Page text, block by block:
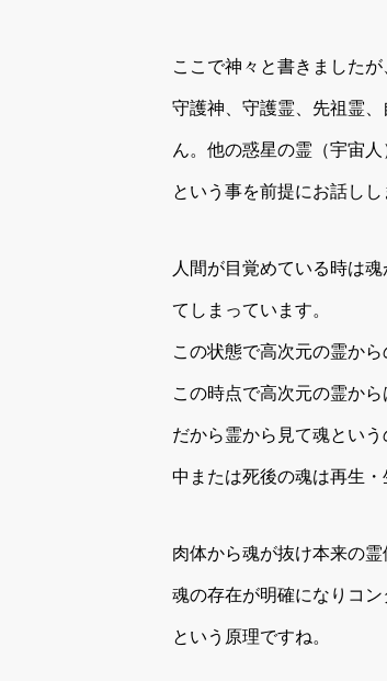
ここで神々と書きました
守護神、守護霊、先祖霊
ん。他の惑星の霊（宇宙人
という事を前提にお話しし
人間が目覚めている時は
てしまっています。
この状態で高次元の霊か
この時点で高次元の霊か
だから霊から見て魂とい
中または死後の魂は再生・
肉体から魂が抜け本来の
魂の存在が明確になりコン
という原理ですね。